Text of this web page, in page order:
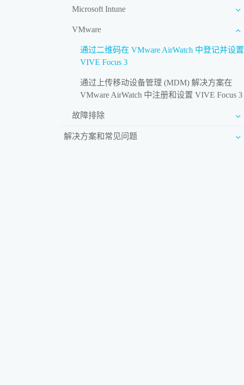
Microsoft Intune
VMware
通过二维码在 VMware AirWatch 中登记并设置
VIVE Focus 3
通过上传移动设备管理 (MDM) 解决方案在
VMware AirWatch 中注册和设置 VIVE Focus 3
故障排除
解决方案和常见问题